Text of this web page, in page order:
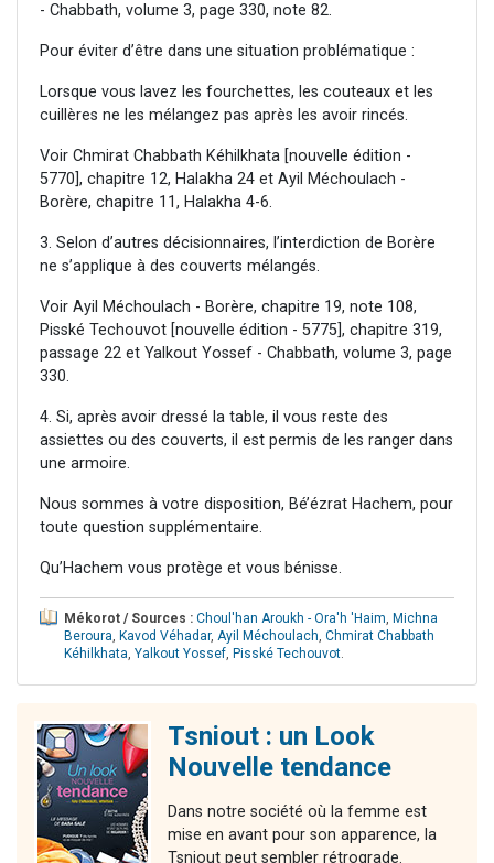
- Chabbath, volume 3, page 330, note 82.
Pour éviter d’être dans une situation problématique :
Lorsque vous lavez les fourchettes, les couteaux et les
cuillères ne les mélangez pas après les avoir rincés.
Voir Chmirat Chabbath Kéhilkhata [nouvelle édition -
5770], chapitre 12, Halakha 24 et Ayil Méchoulach -
Borère, chapitre 11, Halakha 4-6.
3. Selon d’autres décisionnaires, l’interdiction de Borère
ne s’applique à des couverts mélangés.
Voir Ayil Méchoulach - Borère, chapitre 19, note 108,
Pisské Techouvot [nouvelle édition - 5775], chapitre 319,
passage 22 et Yalkout Yossef - Chabbath, volume 3, page
330.
4. Si, après avoir dressé la table, il vous reste des
assiettes ou des couverts, il est permis de les ranger dans
une armoire.
Nous sommes à votre disposition, Bé’ézrat Hachem, pour
toute question supplémentaire.
Qu’Hachem vous protège et vous bénisse.
Mékorot / Sources : Choul'han Aroukh - Ora'h 'Haim, Michna
Beroura, Kavod Véhadar, Ayil Méchoulach, Chmirat Chabbath
Kéhilkhata, Yalkout Yossef, Pisské Techouvot.
Tsniout : un Look
Nouvelle tendance
Dans notre société où la femme est
mise en avant pour son apparence, la
Tsniout peut sembler rétrograde.